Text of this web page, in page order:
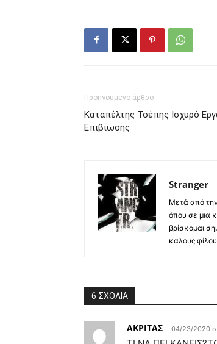
Προηγούμενο άρθρο
Καταπέλτης Τσέπης Ισχυρό
Επιβίωσης
Stranger
Μετά από
όπου σε μια
βρίσκομαι
καλους
6 ΣΧΟΛΙΑ
ΑΚΡΙΤΑΣ 04/23/2020